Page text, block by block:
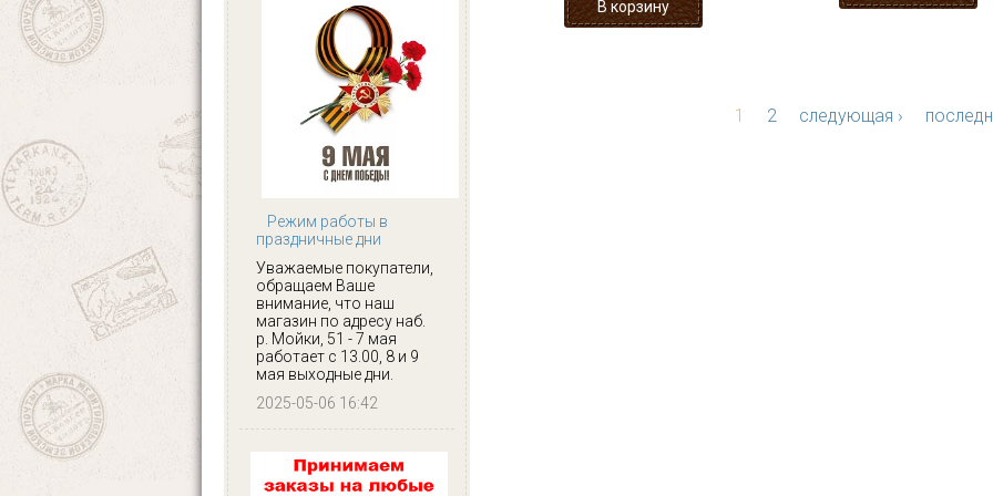
Режим работы в
праздничные дни
Уважаемые покупатели,
обращаем Ваше
внимание, что наш
магазин по адресу наб.
р. Мойки, 51 - 7 мая
работает с 13.00, 8 и 9
мая выходные дни.
2025-05-06 16:42
1 2 следующая ›